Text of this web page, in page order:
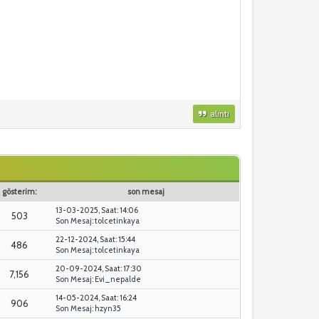
alıntı
gösterim: son mesaj
503
13-03-2025, Saat: 14:06
Son Mesaj:tolcetinkaya
486
22-12-2024, Saat: 15:44
Son Mesaj:tolcetinkaya
7,156
20-09-2024, Saat: 17:30
Son Mesaj: Evi_nepalde
906
14-05-2024, Saat: 16:24
Son Mesaj: hzyn35